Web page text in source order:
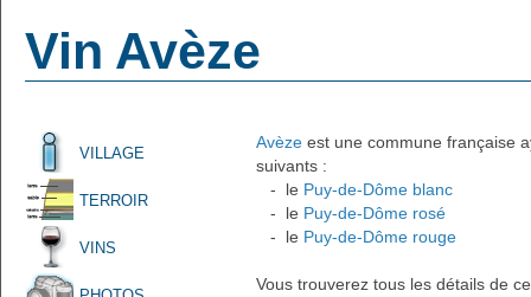
Vin Avèze
VILLAGE
TERROIR
VINS
Avèze est une commune française
suivants :
- le Puy-de-Dôme blanc
- le Puy-de-Dôme rosé
- le Puy-de-Dôme rouge
Vous trouverez tous les détails de